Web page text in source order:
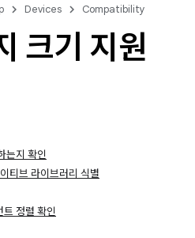
Devices Compatibility
크기 지원
는지 확인
티브 라이브러리 식별
정렬 확인